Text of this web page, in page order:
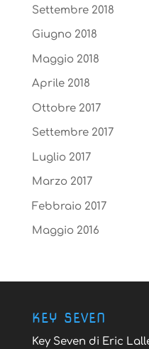
Settembre 2018
Giugno 2018
Maggio 2018
Aprile 2018
Ottobre 2017
Settembre 2017
Luglio 2017
Marzo 2017
Febbraio 2017
Maggio 2016
KEY SEVEN
Key Seven di Eric